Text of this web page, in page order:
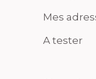
Mes
A tester